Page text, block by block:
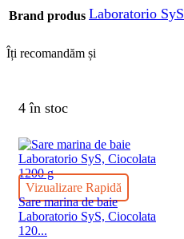
Brand produs Laboratorio SyS
Îți recomandăm și
4 în stoc
Vizualizare Rapidă
Sare marina de baie
Laboratorio SyS, Ciocolata
120...